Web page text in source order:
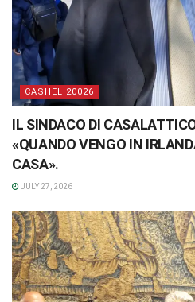
CASHEL 20026
IL SINDACO DI
«QUANDO VENGO IN
CASA».
JULY 27, 2026